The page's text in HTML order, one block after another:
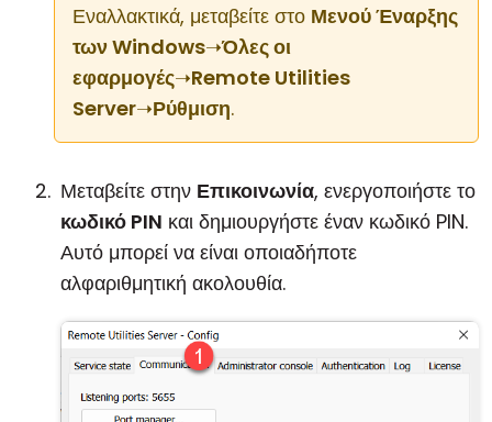
Εναλλακτικά, μεταβείτε στο Μενού Έναρξης
των Windows➝Όλες οι
εφαρμογές➝Remote Utilities
Server➝Ρύθμιση.
Μεταβείτε στην Επικοινωνία, ενεργοποιήστε το
κωδικό PIN και δημιουργήστε έναν κωδικό PIN.
Αυτό μπορεί να είναι οποιαδήποτε
αλφαριθμητική ακολουθία.